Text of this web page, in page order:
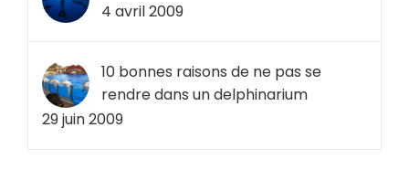
4 avril 2009
10 bonnes raisons de ne pas se
rendre dans un delphinarium
29 juin 2009